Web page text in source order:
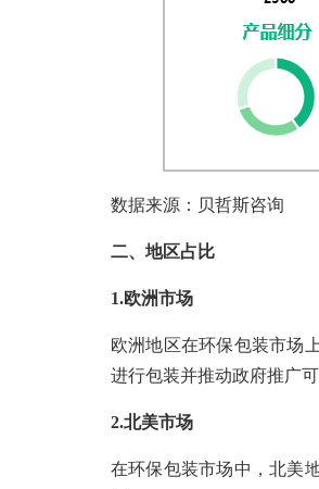
数据来源：贝哲斯咨询
二、地区占比
1.欧洲市场
欧洲地区在环保包装市场
进行包装并推动政府推广
2.北美市场
在环保包装市场中，北美